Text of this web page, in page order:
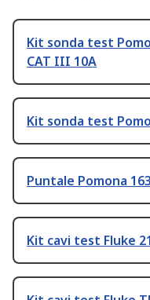
Kit sonda test
CAT III 10A
Kit sonda test
Puntale Pomona
Kit cavi test Fluke